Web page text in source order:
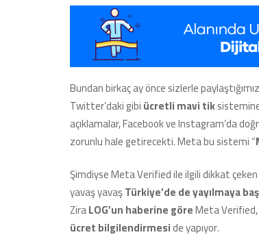
Bundan birkaç ay önce sizlerle
Twitter’daki gibiücretli mavi tik
açıklamalar, Facebook ve Instagram’da
zorunlu hale getirecekti. Meta bu sistemi “
Şimdiyse Meta Verified ile ilgili dikkat
yavaş yavaşTürkiye’de de yayılmaya
ZiraLOG’un haberine göreMeta Verified,
ücret bilgilendirmeside yapıyor.